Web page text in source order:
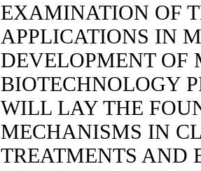
EXAMINATION OF
APPLICATIONS IN
DEVELOPMENT OF
BIOTECHNOLOGY
WILL LAY THE
MECHANISMS IN
TREATMENTS AND